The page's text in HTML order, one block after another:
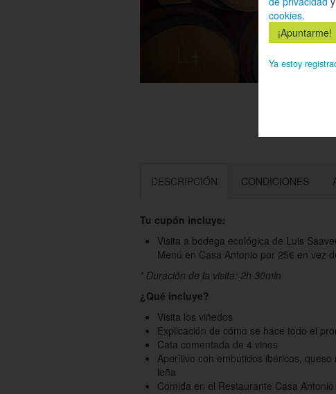
DESCRIPCIÓN CONDICIONES
Tu cupón incluye:
Visita a bodega ecológica de Luis
Menú en Casa Antonio por 25€ en vez
* Duración de la visita: 2h 30min
¿Qué incluye?
Visita los viñedos
Explicación de cómo se hace todo el
Cata comentada de 4 vinos
Aperitivo con embutidos ibéricos,
leña
Comida en el Restaurante Casa Antonio
cookies.
Ya estoy